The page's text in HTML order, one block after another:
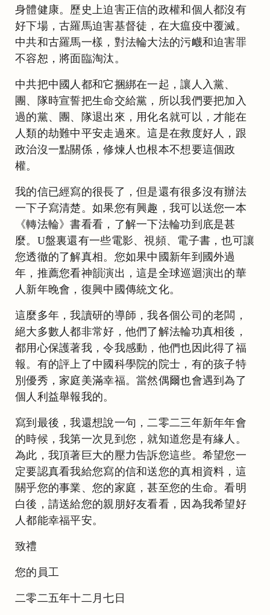
身體健康。歷史上迫害正信的政權和個人都沒有
好下場，古羅馬迫害基督徒，在大瘟疫中覆滅。
中共和古羅馬一樣，對法輪大法的污衊和迫害罪
不容恕，將面臨淘汰。
中共把中國人都和它捆綁在一起，讓人入黨、
團、隊時宣誓把生命交給黨，所以我們要把加入
過的黨、團、隊退出來，用化名就可以，才能在
人類的劫難中平安走過來。這是在救度好人，跟
政治沒一點關係，修煉人也根本不想要這個政
權。
我的信已經寫的很長了，但是還有很多沒有辦法
一下子寫清楚。如果您有興趣，我可以送您一本
《轉法輪》書看看，了解一下法輪功到底是甚
麼。U盤裏還有一些電影、視頻、電子書，也可讓
您透徹的了解真相。您如果中國新年到國外過
年，推薦您看神韻演出，這是全球巡迴演出的華
人新年晚會，復興中國傳統文化。
這麼多年，我讀研的導師，我各個公司的老闆，
絕大多數人都非常好，他們了解法輪功真相後，
都用心保護著我，令我感動，他們也因此得了福
報。有的評上了中國科學院的院士，有的孩子特
別優秀，家庭美滿幸福。當然偶爾也會遇到為了
個人利益舉報我的。
寫到最後，我還想說一句，二零二三年新年年會
的時候，我第一次見到您，就知道您是有緣人。
為此，我頂著巨大的壓力告訴您這些。希望您一
定要認真看我給您寫的信和送您的真相資料，這
關乎您的事業、您的家庭，甚至您的生命。看明
白後，請送給您的親朋好友看看，因為我希望好
人都能幸福平安。
致禮
您的員工
二零二五年十二月七日